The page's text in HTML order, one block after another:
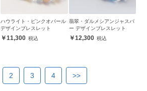
ハウライト・ピンクオパール
デザインブレスレット
11,300
翡翠・ダルメシアンジャスパ
ー デザインブレスレット
12,300
2 3 4 >>